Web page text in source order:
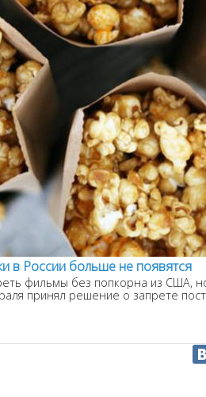
в России больше не появятся
фильмы без попкорна из США,
принял решение о запрете